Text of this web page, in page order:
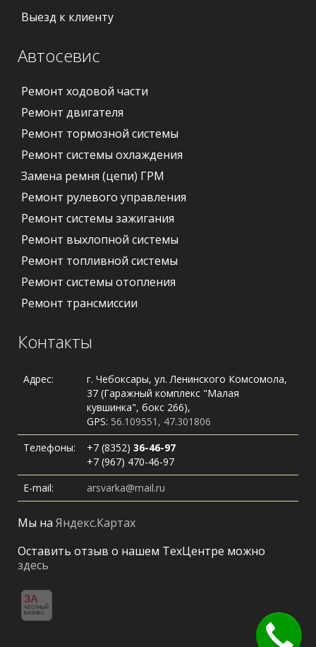
Выезд к клиенту
Автосевис
Ремонт ходовой части
Ремонт двигателя
Ремонт тормозной системы
Ремонт системы охлаждения
Замена ремня (цепи) ГРМ
Ремонт рулевого управления
Ремонт системы зажигания
Ремонт выхлопной системы
Ремонт топливной системы
Ремонт системы отопления
Ремонт трансмиссии
Контакты
Адрес:
г. Чебоксары, ул. Ленинского Комсомола,
37 (Гаражный комплекс "Малая
кувшинка", бокс 266),
GPS: 56.109551, 47.301806
Телефоны:
+7 (8352) 36-46-97
+7 (967) 470-46-97
E-mail:
arsvarka@mail.ru
Мы на Яндекс.Картах
Оставить отзыв о нашем ТехЦентре можно
здесь
ЗА
ЧЕСТНЫЙ
БИЗНЕС